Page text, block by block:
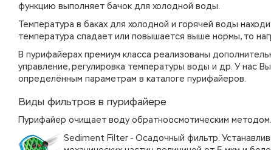
функцию выполняет бачок для холодной воды.
Температура в баках для холодной и горячей воды
температура спадает или повышается выше нормы, то
В пурифайерах премиум класса реализованы
управление, регулировка температуры воды и др. У нас
определённым параметрам в каталоге пурифайеров.
Виды фильтров в пурифайере
Пурифайер очищает воду обратноосмотическим методом.
Sediment Filter - Осадочный фильтр.